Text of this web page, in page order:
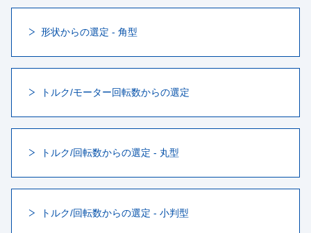
形状からの選定 - 角型
トルク/モーター回転数からの選定
トルク/回転数からの選定 - 丸型
トルク/回転数からの選定 - 小判型